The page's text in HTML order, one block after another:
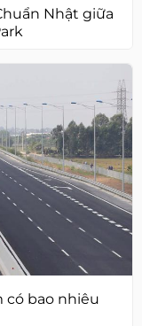
Nhật giữa
có bao nhiêu